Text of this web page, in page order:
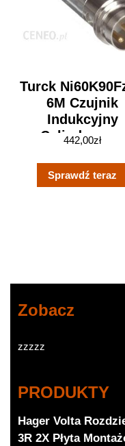
Turck
6M Czujnik
Indukcyjny
Cylindryczny
Gwintowany
442,00zł
Sprawdź teraz
Zobacz
zzzzz
PRODUKTY
Hager Volta
3R 2X Płyta